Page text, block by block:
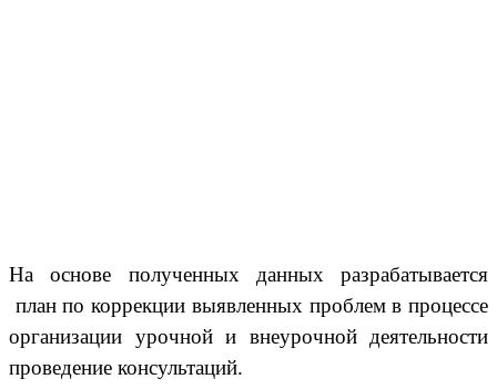
На основе полученных данных разрабатывается
план по коррекции выявленных проблем в процессе
организации урочной и внеурочной деятельности
проведение консультаций.